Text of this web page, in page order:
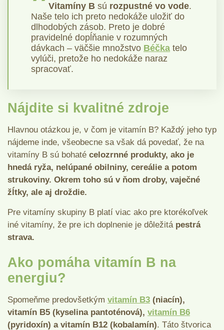
Vitamíny B sú rozpustné vo vode.
Naše telo ich preto nedokáže uložiť do
dlhodobých zásob. Preto je dobré
pravidelné dopĺňanie v rozumných
dávkach – väčšie množstvo Béčka telo
vylúči, pretože ho nedokáže naraz
spracovať.
Nájdite si kvalitné zdroje
Hlavnou otázkou je, v čom je vitamín B? Každý jeho typ
nájdeme inde, všeobecne sa však dá povedať, že na
vitamíny B sú bohaté celozrnné produkty, ako je
hnedá ryža, nelúpané obilniny, cereálie a potom
strukoviny. Okrem toho sú v ňom droby, vaječné
žĺtky, ale aj droždie.
Pre vitamíny skupiny B platí viac ako pre ktorékoľvek
iné vitamíny, že pre ich doplnenie je dôležitá pestrá
strava.
Ako pomáha vitamín B na
energiu?
Spomeňme predovšetkým vitamín B3 (niacín),
vitamín B5 (kyselina pantoténová), vitamín B6
(pyridoxín) a vitamín B12 (kobalamín). Táto štvorica